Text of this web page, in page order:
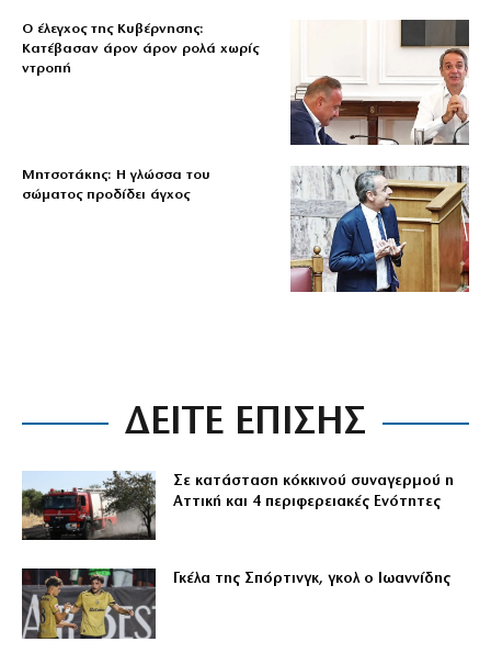
Ο έλεγχος της Κυβέρνησης:
Κατέβασαν άρον άρον ρολά χωρίς
ντροπή
Μητσοτάκης: Η γλώσσα του
σώματος προδίδει άγχος
ΔΕΙΤΕ ΕΠΙΣΗΣ
Σε κατάσταση κόκκινού συναγερμού η
Αττική και 4 περιφερειακές Ενότητες
Γκέλα της Σπόρτινγκ, γκολ ο Ιωαννίδης